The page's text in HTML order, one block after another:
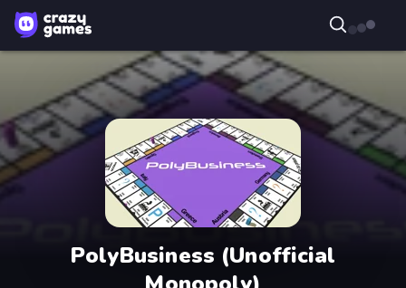
PolyBusiness (Unofficial